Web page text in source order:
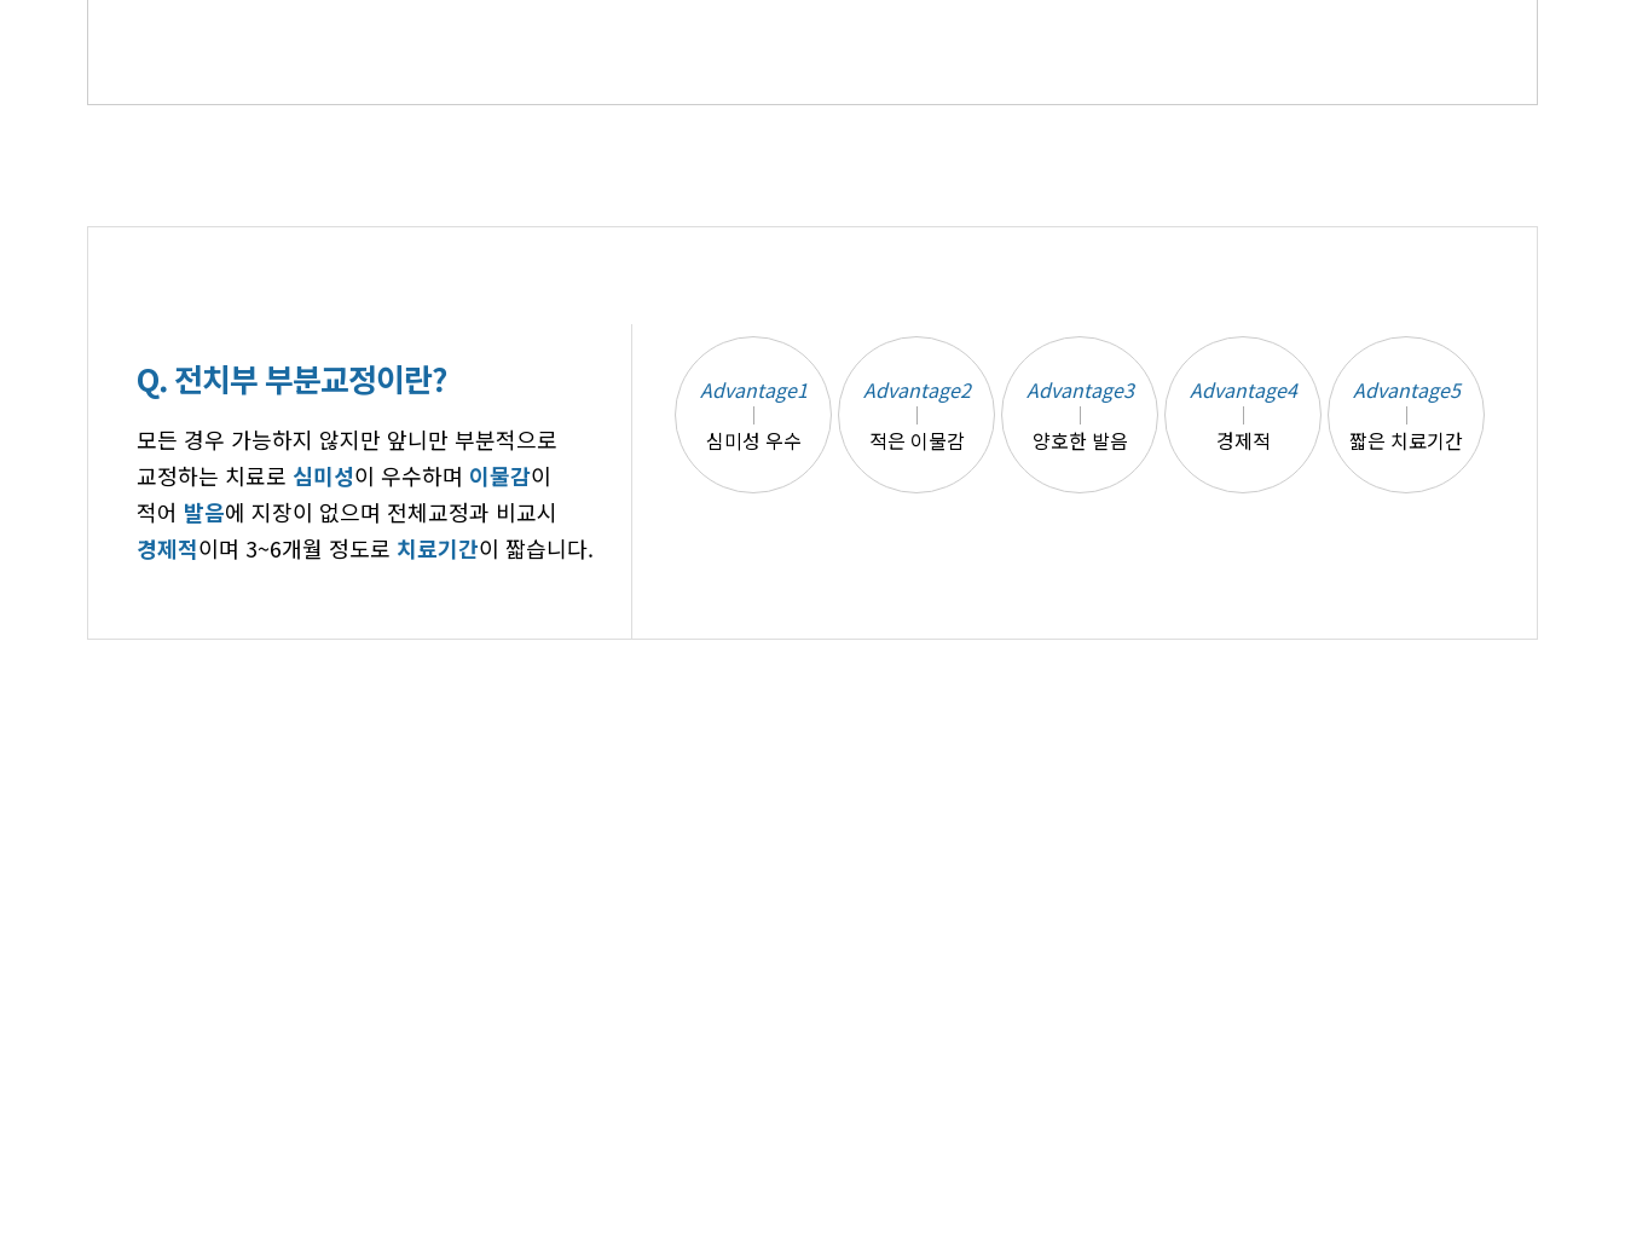
Q. 전치부 부분교정이란?
모든 경우 가능하지 않지만 앞니만 부분적으로
교정하는 치료로 심미성이 우수하며 이물감이
적어 발음에 지장이 없으며 전체교정과 비교시
경제적이며 3~6개월 정도로 치료기간이 짧습니다.
Advantage1
심미성 우수
Advantage2
적은 이물감
Advantage3
양호한 발음
Advantage4
경제적
Advantage5
짧은 치료기간